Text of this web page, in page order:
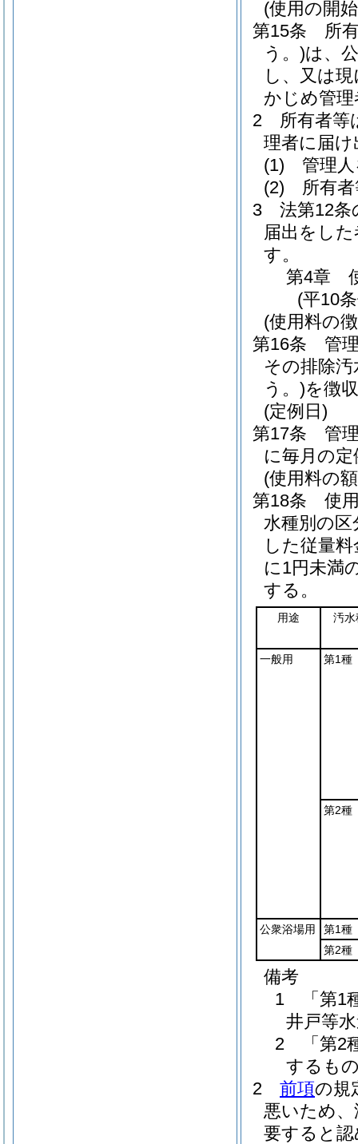
(使用の開
第15条
所
う。)は、
し、又は
かじめ管
2
所有者等
理者に届
(1)
管理
(2)
所有
3
法第12条
届出をし
す。
第4章
(平10
(使用料の
第16条
管
その排除
う。)を徴
(定例日)
第17条
管
に毎月の
(使用料の
第18条
使
水種別の
した従量
に1円未満
する。
用途 汚水
一般用 第1種
第2種
公衆浴場用
第1種
第2種
備考
1 「第1
井戸等
2 「第2
するも
2
前項の規
悪いため
要すると